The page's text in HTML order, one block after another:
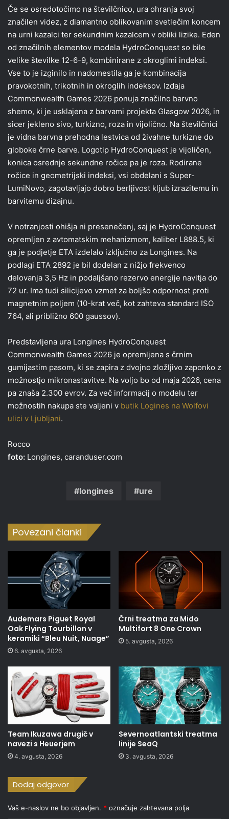
Če se osredotočimo na številčnico, ura ohranja svoj
značilen videz, z diamantno oblikovanim svetlečim koncem
na urni kazalci ter sekundnim kazalcem v obliki lizike. Eden
od značilnih elementov modela HydroConquest so bile
velike številke 12-6-9, kombinirane z okroglimi indeksi.
Vse to je izginilo in nadomestila ga je kombinacija
pravokotnih, trikotnih in okroglih indeksov. Izdaja
Commonwealth Games 2026 ponuja značilno barvno
shemo, ki je usklajena z barvami projekta Glasgow 2026, in
sicer jekleno sivo, turkizno, roza in vijolično. Na številčnici
je vidna barvna prehodna lestvica od živahne turkizne do
globoke črne barve. Logotip HydroConquest je vijoličen,
konica osrednje sekundne ročice pa je roza. Rodirane
ročice in geometrijski indeksi, vsi obdelani s Super-
LumiNovo, zagotavljajo dobro berljivost kljub izrazitemu in
barvitemu dizajnu.
V notranjosti ohišja ni presenečenj, saj je HydroConquest
opremljen z avtomatskim mehanizmom, kaliber L888.5, ki
ga je podjetje ETA izdelalo izključno za Longines. Na
podlagi ETA 2892 je bil dodelan z nižjo frekvenco
delovanja 3,5 Hz in podaljšano rezervo energije navitja do
72 ur. Ima tudi silicijevo vzmet za boljšo odpornost proti
magnetnim poljem (10-krat več, kot zahteva standard ISO
764, ali približno 600 gaussov).
Predstavljena ura Longines HydroConquest
Commonwealth Games 2026 je opremljena s črnim
gumijastim pasom, ki se zapira z dvojno zložljivo zaponko z
možnostjo mikronastavitve. Na voljo bo od maja 2026, cena
pa znaša 2.300 evrov. Za več informacij o modelu ter
možnostih nakupa ste valjeni v butik Logines na Wolfovi
ulici v Ljubljani.
Rocco
foto: Longines, caranduser.com
longines ure
Povezani članki
Audemars Piguet Royal
Oak Flying Tourbillon v
keramiki “Bleu Nuit, Nuage”
6. avgusta, 2026
Črni treatma za Mido
Multifort 8 One Crown
5. avgusta, 2026
Team Ikuzawa drugič v
navezi s Heuerjem
4. avgusta, 2026
Severnoatlantski treatma
linije SeaQ
3. avgusta, 2026
Dodaj odgovor
Vaš e-naslov ne bo objavljen. * označuje zahtevana polja